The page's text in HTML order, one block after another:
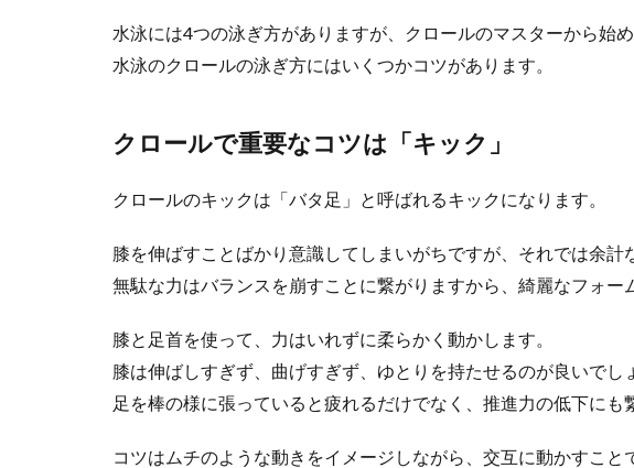
迷うところでし...
水泳のためのストレッチは肩を
水泳はどの泳法であっても肩を使うため
ある人だ...
水泳には4つの泳ぎ方がありますが、クロールのマスターから始め
水泳のクロールの泳ぎ方にはいくつかコツがあります。
クロールで重要なコツは「キック」
クロールのキックは「バタ足」と呼ばれるキックになります。
膝を伸ばすことばかり意識してしまいがちですが、それでは余計
無駄な力はバランスを崩すことに繋がりますから、綺麗なフォー
膝と足首を使って、力はいれずに柔らかく動かします。
膝は伸ばしすぎず、曲げすぎず、ゆとりを持たせるのが良いでし
足を棒の様に張っていると疲れるだけでなく、推進力の低下にも
コツはムチのような動きをイメージしながら、交互に動かすこと